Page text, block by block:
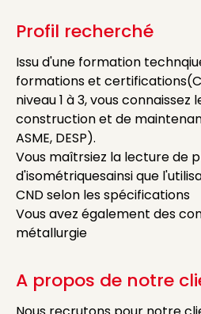
Profil recherché
Issu d'une formation
formations et
niveau 1 à 3, vous connaissez
construction et de
ASME, DESP).
Vous maîtrsiez la lecture de
d'isométriquesainsi que
CND selon les spécifications
Vous avez également des
métallurgie
A propos de notre